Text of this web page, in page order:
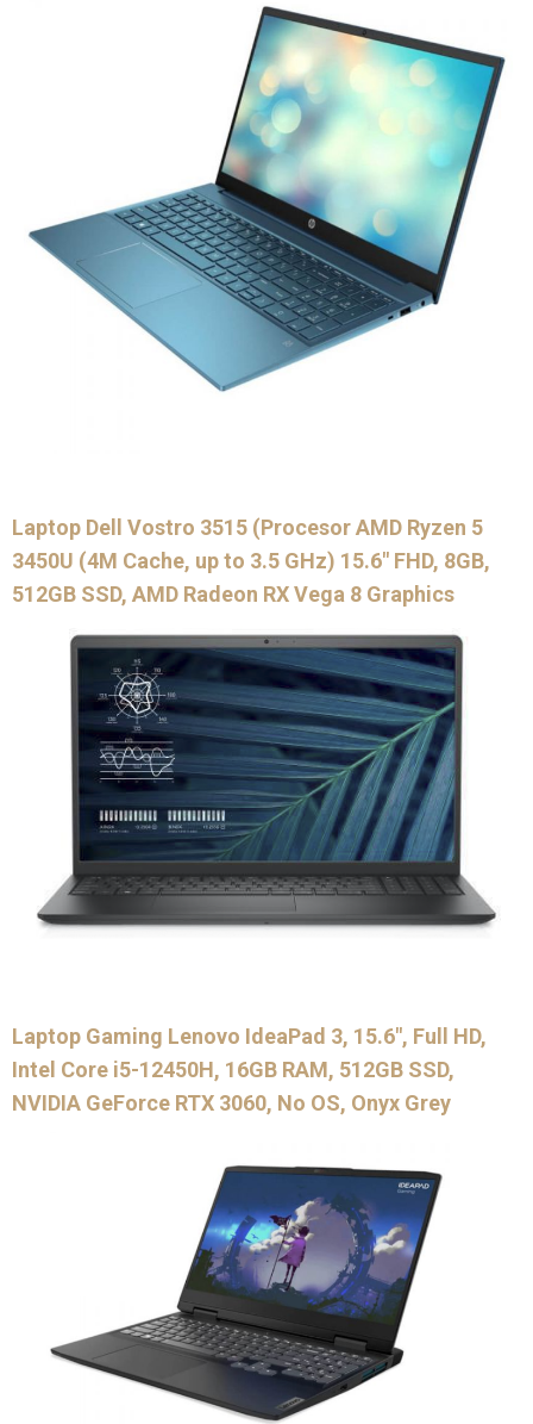
Laptop Dell Vostro 3515 (Procesor AMD Ryzen 5
3450U (4M Cache, up to 3.5 GHz) 15.6″ FHD, 8GB,
512GB SSD, AMD Radeon RX Vega 8 Graphics
Laptop Gaming Lenovo IdeaPad 3, 15.6″, Full HD,
Intel Core i5-12450H, 16GB RAM, 512GB SSD,
NVIDIA GeForce RTX 3060, No OS, Onyx Grey